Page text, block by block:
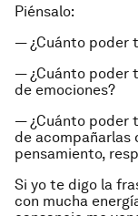
Piénsalo:
— ¿Cuánto poder
— ¿Cuánto poder
de emociones?
— ¿Cuánto poder
de acompañarlas
pensamiento,
Si yo te digo la
con mucha